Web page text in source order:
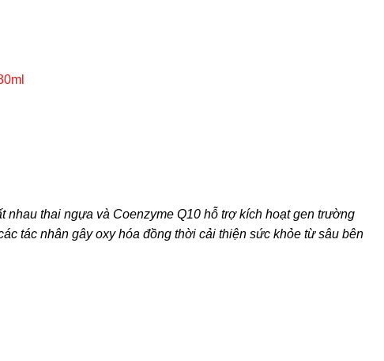
nhau thai ngựa và Coenzyme Q10 hỗ trợ kích hoạt gen trường
tác nhân gây oxy hóa đồng thời cải thiện sức khỏe từ sâu bên